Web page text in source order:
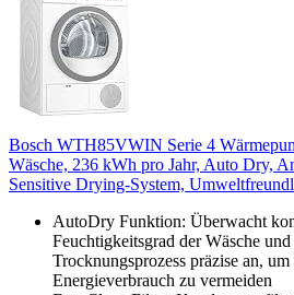
Bosch WTH85VWIN Serie 4
Wäsche, 236 kWh pro Jahr, Auto Dry,
Sensitive Drying-System,
AutoDry Funktion: Überwacht
Feuchtigkeitsgrad der Wäsche und
Trocknungsprozess präzise an,
Energieverbrauch zu vermeiden